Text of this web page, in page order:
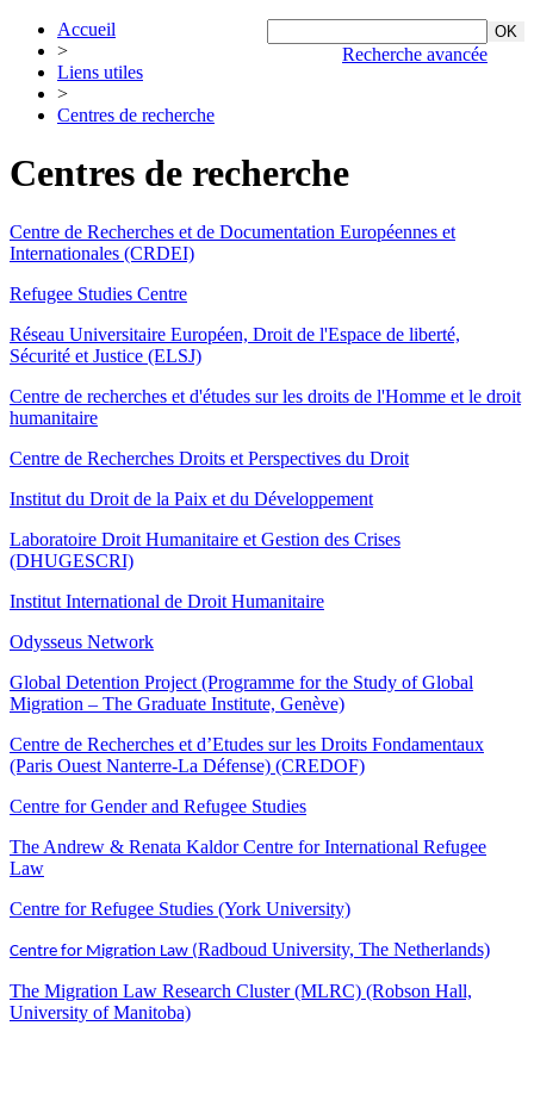
Recherche avancée
Accueil
>
Liens utiles
>
Centres de recherche
Centres de recherche
Centre de Recherches et de Documentation Européennes et
Internationales (CRDEI)
Refugee Studies Centre
Réseau Universitaire Européen, Droit de l'Espace de liberté,
Sécurité et Justice (ELSJ)
Centre de recherches et d'études sur les droits de l'Homme et le droit
humanitaire
Centre de Recherches Droits et Perspectives du Droit
Institut du Droit de la Paix et du Développement
Laboratoire Droit Humanitaire et Gestion des Crises
(DHUGESCRI)
Institut International de Droit Humanitaire
Odysseus Network
Global Detention Project (Programme for the Study of Global
Migration – The Graduate Institute, Genève)
Centre de Recherches et d’Etudes sur les Droits Fondamentaux
(Paris Ouest Nanterre-La Défense) (CREDOF)
Centre for Gender and Refugee Studies
The Andrew & Renata Kaldor Centre for International Refugee
Law
Centre for Refugee Studies (York University)
Centre for Migration Law (Radboud University, The Netherlands)
The Migration Law Research Cluster (MLRC) (Robson Hall,
University of Manitoba)